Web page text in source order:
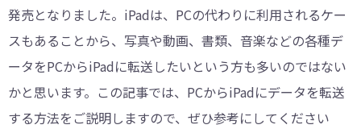
発売となりました。iPadは、PCの代わりに利用されるケー
スもあることから、写真や動画、書類、音楽などの各種デ
ータをPCからiPadに転送したいという方も多いのではない
かと思います。この記事では、PCからiPadにデータを転送
する方法をご説明しますので、ぜひ参考にしてください